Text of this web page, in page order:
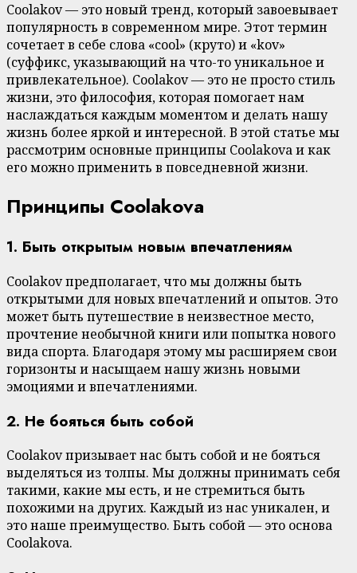
Coolakov — это новый тренд, который завоевывает
популярность в современном мире. Этот термин
сочетает в себе слова «cool» (круто) и «kov»
(суффикс, указывающий на что-то уникальное и
привлекательное). Coolakov — это не просто стиль
жизни, это философия, которая помогает нам
наслаждаться каждым моментом и делать нашу
жизнь более яркой и интересной. В этой статье мы
рассмотрим основные принципы Coolakovа и как
его можно применить в повседневной жизни.
Принципы Coolakovа
1. Быть открытым новым впечатлениям
Coolakov предполагает, что мы должны быть
открытыми для новых впечатлений и опытов. Это
может быть путешествие в неизвестное место,
прочтение необычной книги или попытка нового
вида спорта. Благодаря этому мы расширяем свои
горизонты и насыщаем нашу жизнь новыми
эмоциями и впечатлениями.
2. Не бояться быть собой
Coolakov призывает нас быть собой и не бояться
выделяться из толпы. Мы должны принимать себя
такими, какие мы есть, и не стремиться быть
похожими на других. Каждый из нас уникален, и
это наше преимущество. Быть собой — это основа
Coolakovа.